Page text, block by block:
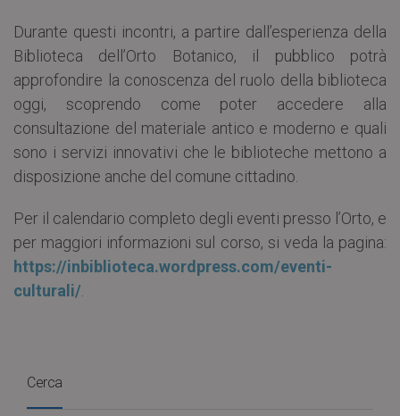
Durante questi incontri, a partire dall’esperienza della
Biblioteca dell’Orto Botanico, il pubblico potrà
approfondire la conoscenza del ruolo della biblioteca
oggi, scoprendo come poter accedere alla
consultazione del materiale antico e moderno e quali
sono i servizi innovativi che le biblioteche mettono a
disposizione anche del comune cittadino.
Per il calendario completo degli eventi presso l’Orto, e
per maggiori informazioni sul corso, si veda la pagina:
https://inbiblioteca.wordpress.com/eventi-
culturali/
Cerca